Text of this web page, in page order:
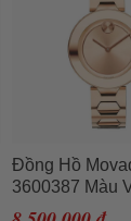
Đồng Hồ
3600387 Màu
Hồng Dành